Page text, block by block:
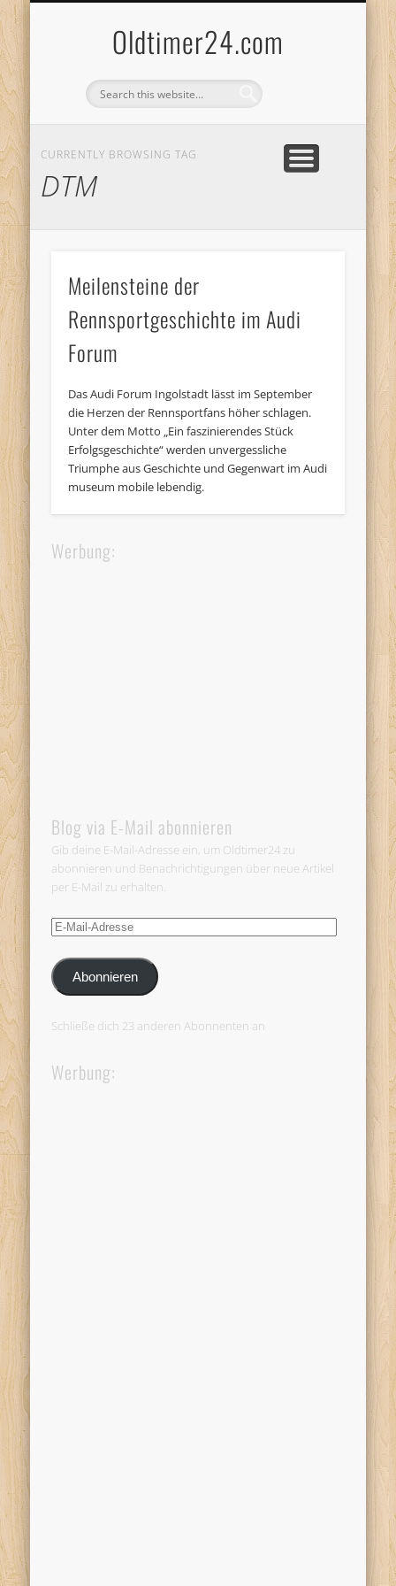
Oldtimer24.com
CURRENTLY BROWSING TAG
DTM
Meilensteine der
Rennsportgeschichte im Audi
Forum
Das Audi Forum Ingolstadt lässt im September
die Herzen der Rennsportfans höher schlagen.
Unter dem Motto „Ein faszinierendes Stück
Erfolgsgeschichte“ werden unvergessliche
Triumphe aus Geschichte und Gegenwart im Audi
museum mobile lebendig.
Werbung:
Blog via E-Mail abonnieren
Gib deine E-Mail-Adresse ein, um Oldtimer24 zu
abonnieren und Benachrichtigungen über neue Artikel
per E-Mail zu erhalten.
E-
Adresse
Abonnieren
Schließe dich 23 anderen Abonnenten an
Werbung: